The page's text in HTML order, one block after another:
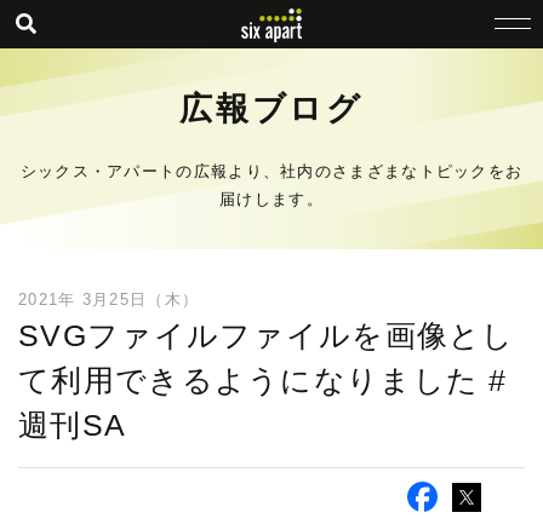
広報ブログ
シックス・アパートの広報より、社内のさまざまなトピックをお
届けします。
2021年 3月25日（木）
SVGファイルファイルを画像とし
て利用できるようになりました #
週刊SA